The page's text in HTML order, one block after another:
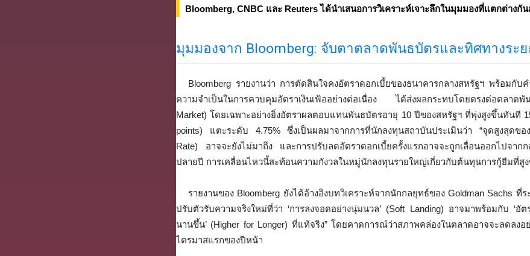
Bloomberg, CNBC และ Reuters ได้นำเสนอการวิเคราะห์เจาะลึกในมุมมองที่แตกต่างกั
มุมมองจาก Bloomberg: จับตาตลาดพันธบัตรและทิศทางระย
Bloomberg รายงานว่า การตัดสินใจคงอัตราดอกเบี้ยของธนาคารกลางสหรัฐฯ พร้อมกับ
ความจำเป็นในการควบคุมอัตราเงินเฟ้ออย่างต่อเนื่อง ได้ส่งผลกระทบโดยตรงต่อตลา
Market) โดยเฉพาะอย่างยิ่งอัตราผลตอบแทนพันธบัตรอายุ 10 ปีของสหรัฐฯ ที่พุ่งสูงขึ้นทันที
points) แตะระดับ 4.75% ซึ่งเป็นผลมาจากการที่นักลงทุนสถาบันประเมินว่า “จุดสูงสุดขอ
Rate) อาจจะยังไม่มาถึง และการปรับลดอัตราดอกเบี้ยครั้งแรกอาจจะถูกเลื่อนออกไปจากก
ปลายปี การเคลื่อนไหวนี้สะท้อนความกังวลในหมู่นักลงทุนรายใหญ่เกี่ยวกับต้นทุนการกู้ยืมที่สู
รายงานของ Bloomberg ยังได้อ้างอิงบทวิเคราะห์จากนักกลยุทธ์ของ Goldman Sachs ที่ร
ปรับตัวรับความจริงใหม่ที่ว่า ‘การลงจอดอย่างนุ่มนวล’ (Soft Landing) อาจมาพร้อมกับ ‘อั
นานขึ้น’ (Higher for Longer) ที่แท้จริง” โดยคาดการณ์ว่าสภาพคล่องในตลาดอาจจะลดลงอ
ไตรมาสแรกของปีหน้า